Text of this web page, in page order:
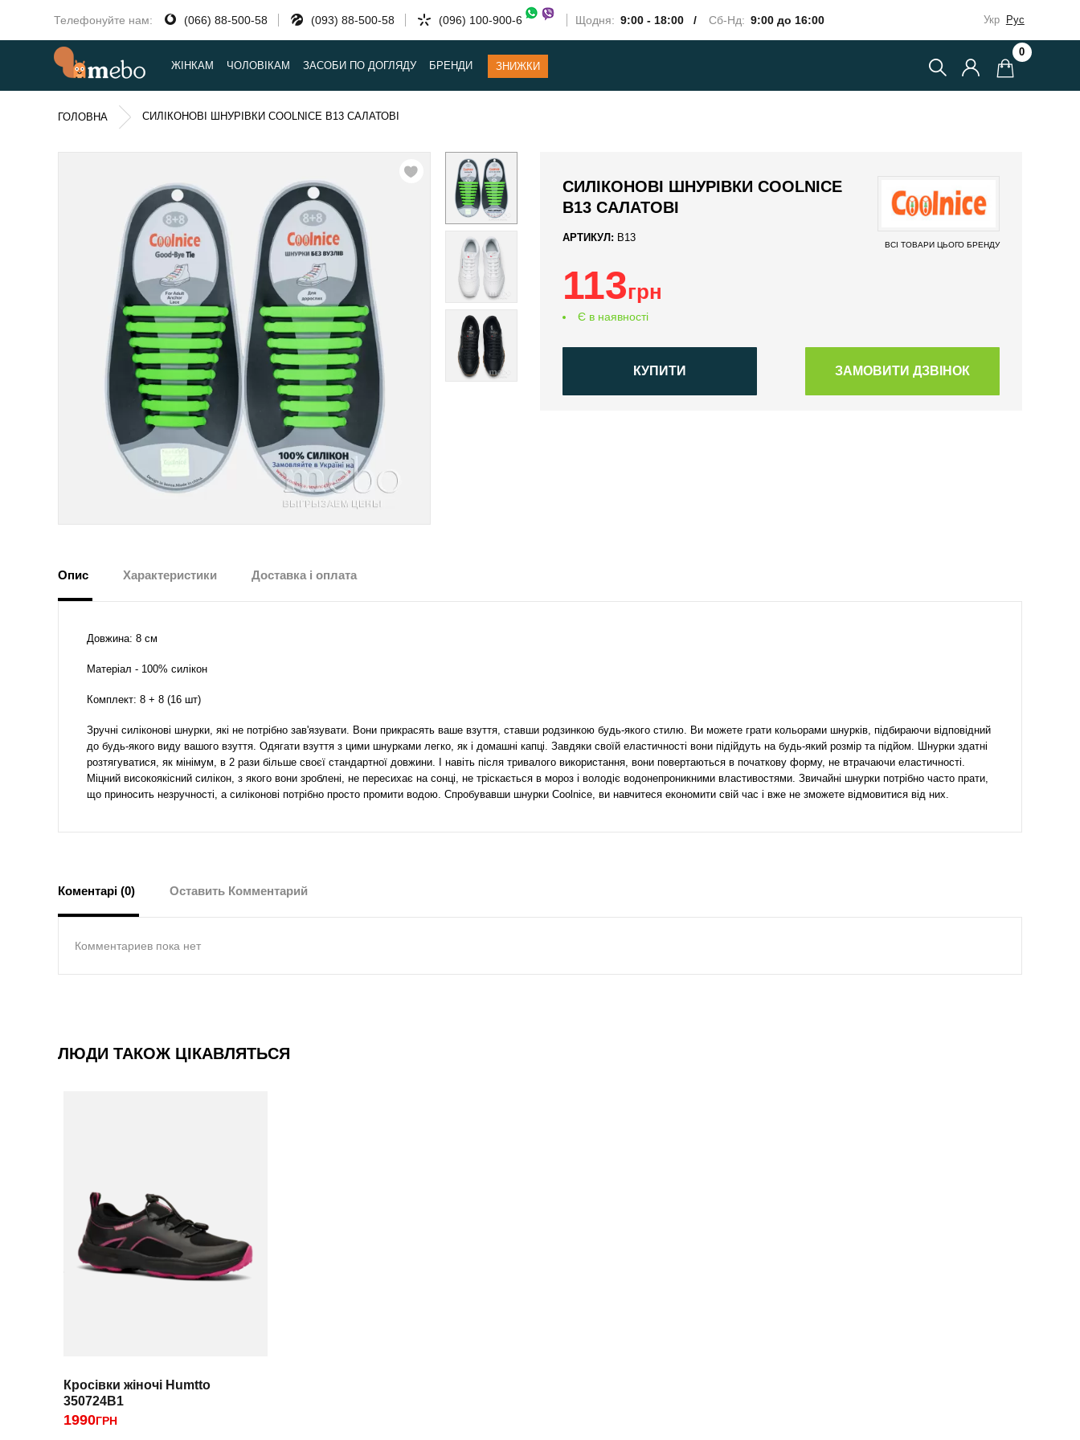
Телефонуйте нам: (066) 88-500-58 (093) 88-500-58 (096) 100-900-6 Щодня: 9:00 - 18:00 / Сб-Нд: 9:00 до 16:00 Укр Рус
ЖІНКАМ ЧОЛОВІКАМ ЗАСОБИ ПО ДОГЛЯДУ БРЕНДИ ЗНИЖКИ
0
ГОЛОВНА СИЛІКОНОВІ ШНУРІВКИ COOLNICE В13 САЛАТОВІ
СИЛІКОНОВІ ШНУРІВКИ COOLNICE
В13 САЛАТОВІ
АРТИКУЛ: B13
ВСІ ТОВАРИ ЦЬОГО БРЕНДУ
113грн
Є в наявності
КУПИТИ
Опис Характеристики Доставка і оплата
Довжина: 8 см
Матеріал - 100% силікон
Комплект: 8 + 8 (16 шт)
Зручні силіконові шнурки, які не потрібно зав'язувати. Вони прикрасять ваше взуття, ставши родзинкою будь-якого стилю. Ви можете грати кольорами шнурків, підбираючи відповідний
до будь-якого виду вашого взуття. Одягати взуття з цими шнурками легко, як і домашні капці. Завдяки своїй еластичності вони підійдуть на будь-який розмір та підйом. Шнурки здатні
розтягуватися, як мінімум, в 2 рази більше своєї стандартної довжини. І навіть після тривалого використання, вони повертаються в початкову форму, не втрачаючи еластичності.
Міцний високоякісний силікон, з якого вони зроблені, не пересихає на сонці, не тріскається в мороз і володіє водонепроникними властивостями. Звичайні шнурки потрібно часто прати,
що приносить незручності, а силіконові потрібно просто промити водою. Спробувавши шнурки Coolnice, ви навчитеся економити свій час і вже не зможете відмовитися від них.
Коментарі (0) Оставить Комментарий
Комментариев пока нет
ЛЮДИ ТАКОЖ ЦІКАВЛЯТЬСЯ
Кросівки жіночі Humtto
350724B1
1990ГРН